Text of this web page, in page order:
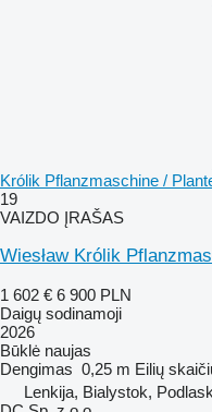
Królik Pflanzmaschine /
19
VAIZDO ĮRAŠAS
Wiesław Królik
1 602 € 6 900 PLN
Daigų sodinamoji
2026
Būklė naujas
Dengimas 0,25 m Eilių
Lenkija, Bialystok,